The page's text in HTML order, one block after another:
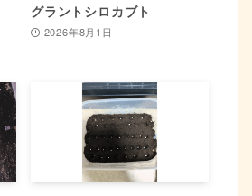
グラントシロカブト
2026年8月1日